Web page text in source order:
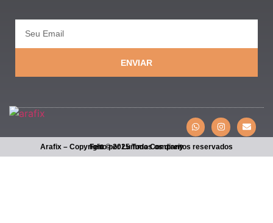
ENVIAR
Arafix – Copyright © 2025 Todos os direitos reservados
Feito por Lumma Company